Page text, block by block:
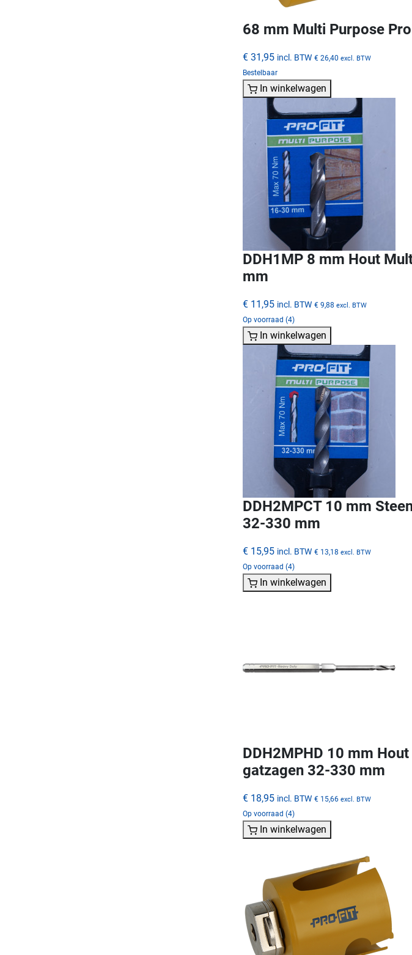
68 mm Multi Purpose
€ 31,95 incl. BTW € 26,40 excl. BTW
Bestelbaar
In winkelwagen
DDH1MP 8 mm Hout
mm
€ 11,95 incl. BTW € 9,88 excl. BTW
Op voorraad (4)
In winkelwagen
DDH2MPCT 10 mm
32-330 mm
€ 15,95 incl. BTW € 13,18 excl. BTW
Op voorraad (4)
In winkelwagen
DDH2MPHD 10 mm
gatzagen 32-330 mm
€ 18,95 incl. BTW € 15,66 excl. BTW
Op voorraad (4)
In winkelwagen